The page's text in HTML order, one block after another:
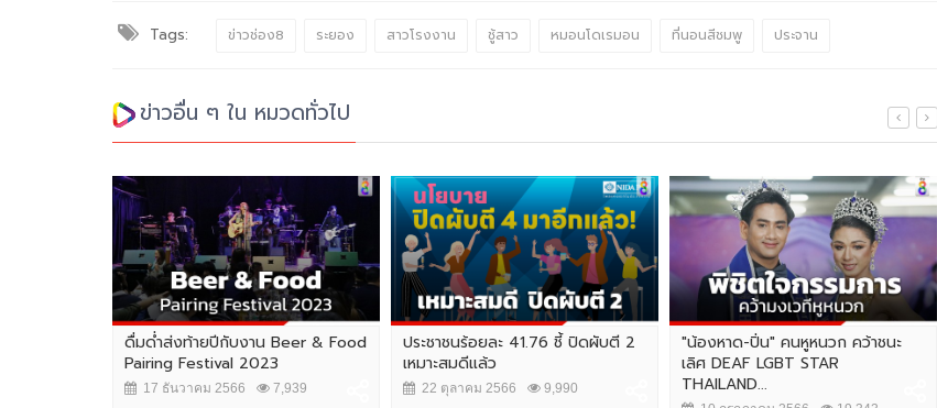
Tags: ข่าวช่อง8 ระยอง สาวโรงงาน ชู้สาว หมอนโดเรมอน ที่นอนสีชมพู ประจาน
ข่าวอื่น ๆ ใน หมวดทั่วไป
ดื่มด่ำส่งท้ายปีกับงาน Beer & Food
Pairing Festival 2023
17 ธันวาคม 2566 7,939
ประชาชนร้อยละ 41.76 ชี้ ปิดผับตี 2
เหมาะสมดีแล้ว
22 ตุลาคม 2566 9,990
"น้องหาด-ปิ่น" คนหูหนวก คว้าชนะ
เลิศ DEAF LGBT STAR
THAILAND...